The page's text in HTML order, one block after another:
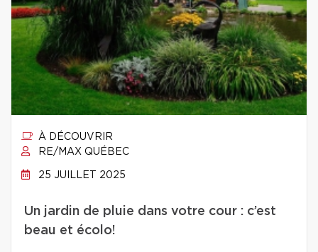
À DÉCOUVRIR
RE/MAX QUÉBEC
25 JUILLET 2025
Un jardin de pluie dans votre cour : c’est
beau et écolo!